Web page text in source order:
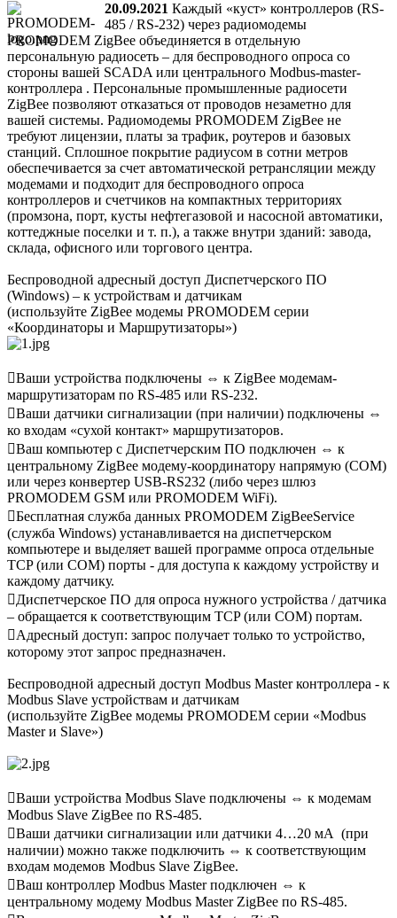
20.09.2021 Каждый «куст» контроллеров (RS-
485 / RS-232) через радиомодемы
PROMODEM ZigBee объединяется в отдельную
персональную радиосеть – для беспроводного опроса со
стороны вашей SCADA или центрального Modbus-master-
контроллера . Персональные промышленные радиосети
ZigBee позволяют отказаться от проводов незаметно для
вашей системы. Радиомодемы PROMODEM ZigBee не
требуют лицензии, платы за трафик, роутеров и базовых
станций. Сплошное покрытие радиусом в сотни метров
обеспечивается за счет автоматической ретрансляции между
модемами и подходит для беспроводного опроса
контроллеров и счетчиков на компактных территориях
(промзона, порт, кусты нефтегазовой и насосной автоматики,
коттеджные поселки и т. п.), а также внутри зданий: завода,
склада, офисного или торгового центра.
Беспроводной адресный доступ Диспетчерского ПО
(Windows) – к устройствам и датчикам
(используйте ZigBee модемы PROMODEM серии
«Координаторы и Маршрутизаторы»)
Ваши устройства подключены ⇔ к ZigBee модемам-
маршрутизаторам по RS-485 или RS-232.
Ваши датчики сигнализации (при наличии) подключены ⇔
ко входам «сухой контакт» маршрутизаторов.
Ваш компьютер с Диспетчерским ПО подключен ⇔ к
центральному ZigBee модему-координатору напрямую (COM)
или через конвертер USB-RS232 (либо через шлюз
PROMODEM GSM или PROMODEM WiFi).
Бесплатная служба данных PROMODEM ZigBeeService
(служба Windows) устанавливается на диспетчерском
компьютере и выделяет вашей программе опроса отдельные
TCP (или COM) порты - для доступа к каждому устройству и
каждому датчику.
Диспетчерское ПО для опроса нужного устройства / датчика
– обращается к соответствующим TCP (или COM) портам.
Адресный доступ: запрос получает только то устройство,
которому этот запрос предназначен.
Беспроводной адресный доступ Modbus Master контроллера - к
Modbus Slave устройствам и датчикам
(используйте ZigBee модемы PROMODEM серии «Modbus
Master и Slave»)
Ваши устройства Modbus Slave подключены ⇔ к модемам
Modbus Slave ZigBee по RS-485.
Ваши датчики сигнализации или датчики 4…20 мА (при
наличии) можно также подключить ⇔ к соответствующим
входам модемов Modbus Slave ZigBee.
Ваш контроллер Modbus Master подключен ⇔ к
центральному модему Modbus Master ZigBee по RS-485.